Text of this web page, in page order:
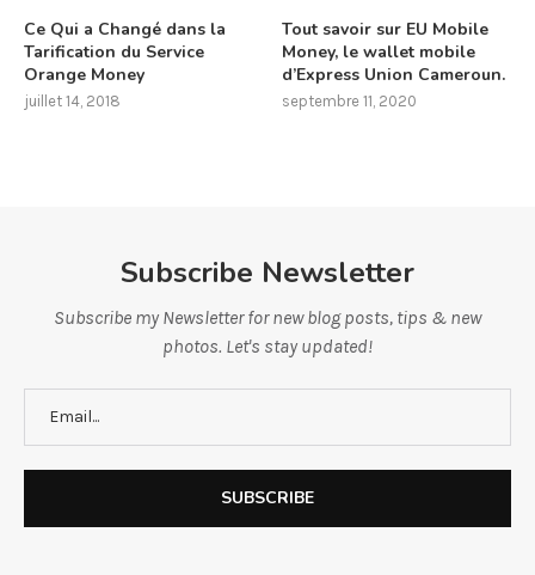
Ce Qui a Changé dans la
Tarification du Service
Orange Money
juillet 14, 2018
Tout savoir sur EU Mobile
Money, le wallet mobile
d’Express Union Cameroun.
septembre 11, 2020
Subscribe Newsletter
Subscribe my Newsletter for new blog posts, tips & new
photos. Let's stay updated!